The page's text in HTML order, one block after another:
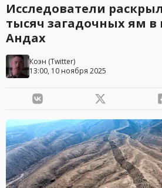
Исследователи
тысяч загадочных ям в
Андах
Коэн (Twitter)
13:00, 10 ноября 2025